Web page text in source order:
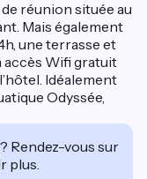
de réunion située au
Mais également
une terrasse et
accès Wifi gratuit
Idéalement
Odyssée,
Rendez-vous sur
plus.